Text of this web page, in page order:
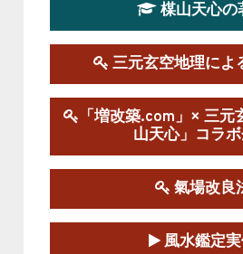
第１９期立命塾実践的風
この講座の募集は終了
陰宅三元玄空風水講座
2025-06-07～2025-06-08
この講座の募集は終了
第１８期立命塾『実践
2025-06-21～2025-08-24
この講座の募集は終了
楳山天心の
三元玄空地理によ
「増改築.com」× 三
山天心」コラ
氣場改良
風水鑑定